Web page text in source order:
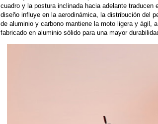
cuadro y la postura inclinada hacia adelante
diseño influye en la aerodinámica, la distribución del
de aluminio y carbono mantiene la moto ligera y ágil,
fabricado en aluminio sólido para una mayor